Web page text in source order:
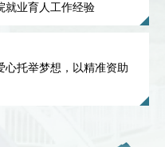
就业育人工作经验
心托举梦想，以精准资助